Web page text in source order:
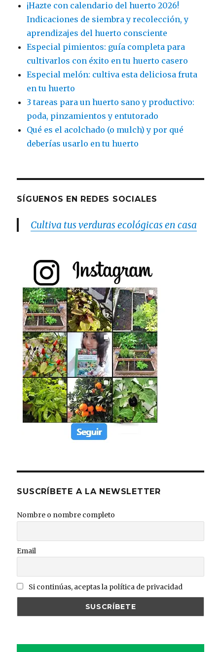
¡Hazte con calendario del huerto 2026!
Indicaciones de siembra y recolección, y
aprendizajes del huerto consciente
Especial pimientos: guía completa para
cultivarlos con éxito en tu huerto casero
Especial melón: cultiva esta deliciosa fruta
en tu huerto
3 tareas para un huerto sano y productivo:
poda, pinzamientos y entutorado
Qué es el acolchado (o mulch) y por qué
deberías usarlo en tu huerto
SÍGUENOS EN REDES SOCIALES
Cultiva tus verduras ecológicas en casa
SUSCRÍBETE A LA NEWSLETTER
Nombre o nombre completo
Email
Si continúas, aceptas la política de privacidad